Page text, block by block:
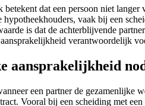
dat een persoon niet
vaak bij een
is dat de achterblijvende
verantwoordelijk
aansprakelijkheid
een partner de gezamenlijke
Vooral bij een scheiding met